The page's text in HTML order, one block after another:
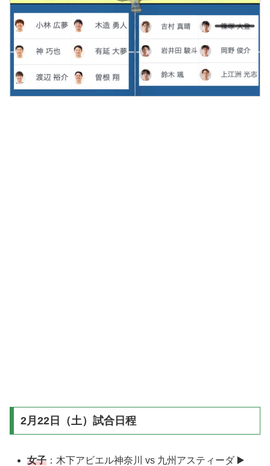
2月22日（土）試合日程
女子 ：木下アビエル神奈川 vs 九州アスティーダ ▶️